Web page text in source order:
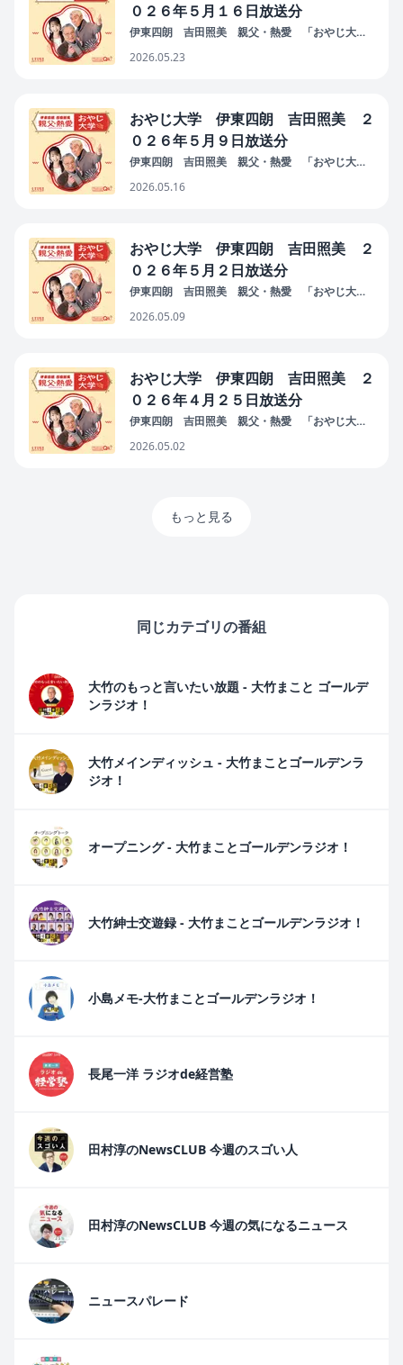
０２６年５月１６日放送分
伊東四朗 吉田照美 親父・熱愛 「おやじ大
2026.05.23
おやじ大学 伊東四朗 吉田照美 ２
０２６年５月９日放送分
伊東四朗 吉田照美 親父・熱愛 「おやじ大
2026.05.16
おやじ大学 伊東四朗 吉田照美 ２
０２６年５月２日放送分
伊東四朗 吉田照美 親父・熱愛 「おやじ大
2026.05.09
おやじ大学 伊東四朗 吉田照美 ２
０２６年４月２５日放送分
伊東四朗 吉田照美 親父・熱愛 「おやじ大
2026.05.02
もっと見る
同じカテゴリの番組
大竹のもっと言いたい放題 - 大竹まこと ゴールデ
ンラジオ！
大竹メインディッシュ - 大竹まことゴールデンラ
ジオ！
オープニング - 大竹まことゴールデンラジオ！
大竹紳士交遊録 - 大竹まことゴールデンラジオ！
小島メモ-大竹まことゴールデンラジオ！
長尾一洋 ラジオde経営塾
田村淳のNewsCLUB 今週のスゴい人
田村淳のNewsCLUB 今週の気になるニュース
ニュースパレード